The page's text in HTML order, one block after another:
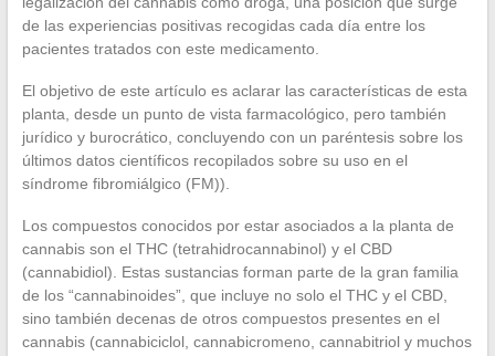
de las experiencias positivas recogidas cada día entre los
pacientes tratados con este medicamento.
El objetivo de este artículo es aclarar las características de esta
planta, desde un punto de vista farmacológico, pero también
jurídico y burocrático, concluyendo con un paréntesis sobre los
últimos datos científicos recopilados sobre su uso en el
síndrome fibromiálgico (FM)).
Los compuestos conocidos por estar asociados a la planta de
cannabis son el THC (tetrahidrocannabinol) y el CBD
(cannabidiol). Estas sustancias forman parte de la gran familia
de los “cannabinoides”, que incluye no solo el THC y el CBD,
sino también decenas de otros compuestos presentes en el
cannabis (cannabiciclol, cannabicromeno, cannabitriol y muchos